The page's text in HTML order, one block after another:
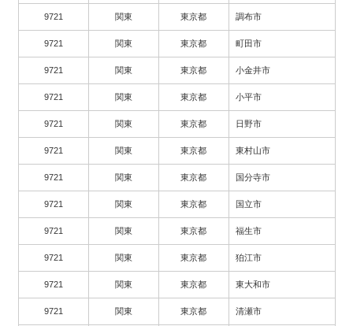
9721 関東 東京都 調布市
9721 関東 東京都 町田市
9721 関東 東京都 小金井市
9721 関東 東京都 小平市
9721 関東 東京都 日野市
9721 関東 東京都 東村山市
9721 関東 東京都 国分寺市
9721 関東 東京都 国立市
9721 関東 東京都 福生市
9721 関東 東京都 狛江市
9721 関東 東京都 東大和市
9721 関東 東京都 清瀬市